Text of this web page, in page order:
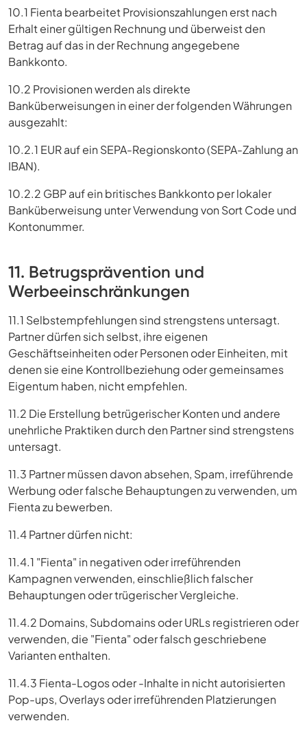
10.1 Fienta bearbeitet Provisionszahlungen erst nach
Erhalt einer gültigen Rechnung und überweist den
Betrag auf das in der Rechnung angegebene
Bankkonto.
10.2 Provisionen werden als direkte
Banküberweisungen in einer der folgenden Währungen
ausgezahlt:
10.2.1 EUR auf ein SEPA-Regionskonto (SEPA-Zahlung an
IBAN).
10.2.2 GBP auf ein britisches Bankkonto per lokaler
Banküberweisung unter Verwendung von Sort Code und
Kontonummer.
11. Betrugsprävention und
Werbeeinschränkungen
11.1 Selbstempfehlungen sind strengstens untersagt.
Partner dürfen sich selbst, ihre eigenen
Geschäftseinheiten oder Personen oder Einheiten, mit
denen sie eine Kontrollbeziehung oder gemeinsames
Eigentum haben, nicht empfehlen.
11.2 Die Erstellung betrügerischer Konten und andere
unehrliche Praktiken durch den Partner sind strengstens
untersagt.
11.3 Partner müssen davon absehen, Spam, irreführende
Werbung oder falsche Behauptungen zu verwenden, um
Fienta zu bewerben.
11.4 Partner dürfen nicht:
11.4.1 "Fienta" in negativen oder irreführenden
Kampagnen verwenden, einschließlich falscher
Behauptungen oder trügerischer Vergleiche.
11.4.2 Domains, Subdomains oder URLs registrieren oder
verwenden, die "Fienta" oder falsch geschriebene
Varianten enthalten.
11.4.3 Fienta-Logos oder -Inhalte in nicht autorisierten
Pop-ups, Overlays oder irreführenden Platzierungen
verwenden.